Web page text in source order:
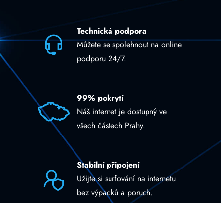
Technická podpora
Můžete se spolehnout na online
podporu 24/7.
99% pokrytí
Náš internet je dostupný ve
všech částech Prahy.
Stabilní připojení
Užijte si surfování na internetu
bez výpadků a poruch.